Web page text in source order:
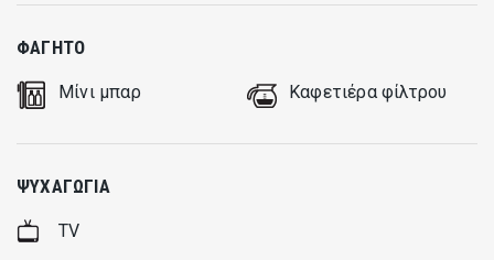
ΦΑΓΗΤΌ
Μίνι μπαρ Καφετιέρα φίλτρου
ΨΥΧΑΓΩΓΊΑ
TV